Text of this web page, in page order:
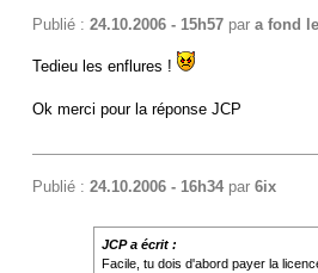
Publié : 24.10.2006 - 15h57par a fond
Tedieu les enflures !
Ok merci pour la réponse JCP
Publié : 24.10.2006 - 16h34par 6ix
JCP a écrit :
Facile, tu dois d'abord payer la